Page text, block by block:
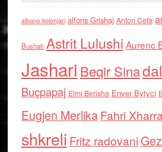
albano kolonjari alfons Grishaj Anton Cefa
Bushati Astrit Lulushi Aurenc
Jashari Beqir Sina
Buçpapaj Elmi Berisha Enver Bytyci
Eugjen MerlikaFahri
shkreli Fritz radovani